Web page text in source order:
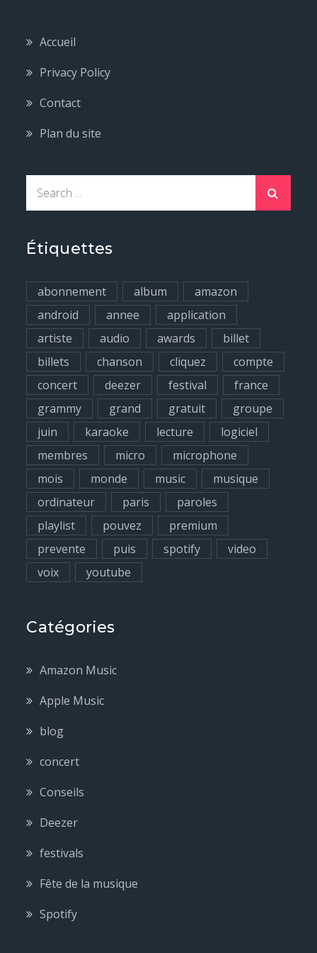
Accueil
Privacy Policy
Contact
Plan du site
r
h
f
o
Étiquettes
abonnement album
amazon
android
annee
application
artiste
audio awards
billet
billets
chanson cliquez
compte
concert
deezer festival
france
grammy
grand gratuit
groupe
juin
karaoke lecture
logiciel
membres
micro
microphone
mois
monde music
musique
ordinateur
paris
paroles
playlist
pouvez
premium
prevente
puis spotify
video
voix
youtube
Catégories
Amazon Music
Apple Music
blog
concert
Conseils
Deezer
festivals
Fête de la musique
Spotify